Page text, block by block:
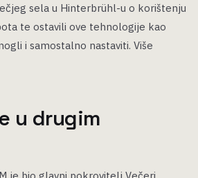
sela u Hinterbrühl-u o korištenju
te ostavili ove tehnologije kao
i samostalno nastaviti. Više
u drugim